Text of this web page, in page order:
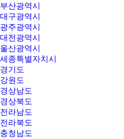
부산광역시
대구광역시
광주광역시
대전광역시
울산광역시
세종특별자치시
경기도
강원도
경상남도
경상북도
전라남도
전라북도
충청남도